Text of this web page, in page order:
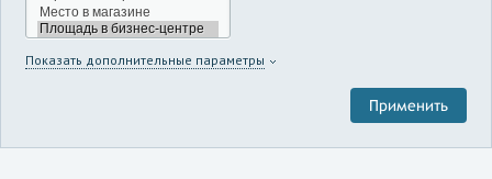
Показать дополнительные параметры